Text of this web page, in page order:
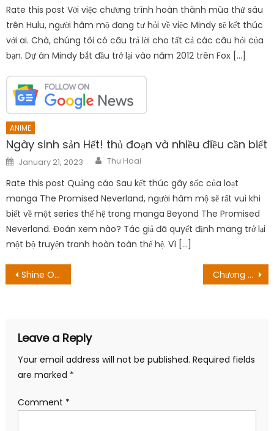
Rate this post Với việc chương trình hoàn thành mùa thứ sáu
trên Hulu, người hâm mộ đang tự hỏi về việc Mindy sẽ kết thúc
với ai. Chà, chúng tôi có câu trả lời cho tất cả các câu hỏi của
bạn. Dự án Mindy bắt đầu trở lại vào năm 2012 trên Fox […]
ANIME
Ngày sinh sản Hết! thủ đoạn và nhiều điều cần biết
Posted
on
January 21, 2023 Author
Thu Hoai
Rate this post Quảng cáo Sau kết thúc gây sốc của loạt
manga The Promised Neverland, người hâm mộ sẽ rất vui khi
biết về một series thế hệ trong manga Beyond The Promised
Neverland. Đoán xem nào? Tác giả đã quyết định mang trở lại
một bộ truyện tranh hoàn toàn thế hệ. Vì […]
Post
Shine On Bakumatsu Bad Boys Tập 3: Gensai trở lại! Chương trình thế hệ của Yakuza! Ngày tạo ra
Leave a Reply
Your email address will not be published. Required fields
are marked *
Comment *